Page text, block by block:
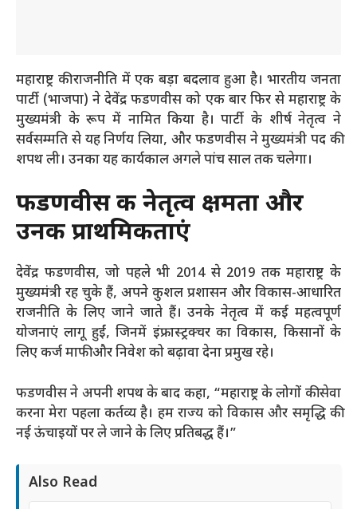
महाराष्ट्र की राजनीति में एक बड़ा बदलाव हुआ है। भारतीय जनता
पार्टी (भाजपा) ने देवेंद्र फडणवीस को एक बार फिर से महाराष्ट्र के
मुख्यमंत्री के रूप में नामित किया है। पार्टी के शीर्ष नेतृत्व ने
सर्वसम्मति से यह निर्णय लिया, और फडणवीस ने मुख्यमंत्री पद की
शपथ ली। उनका यह कार्यकाल अगले पांच साल तक चलेगा।
फडणवीस की नेतृत्व क्षमता और
उनकी प्राथमिकताएं
देवेंद्र फडणवीस, जो पहले भी 2014 से 2019 तक महाराष्ट्र के
मुख्यमंत्री रह चुके हैं, अपने कुशल प्रशासन और विकास-आधारित
राजनीति के लिए जाने जाते हैं। उनके नेतृत्व में कई महत्वपूर्ण
योजनाएं लागू हुईं, जिनमें इंफ्रास्ट्रक्चर का विकास, किसानों के
लिए कर्ज माफी और निवेश को बढ़ावा देना प्रमुख रहे।
फडणवीस ने अपनी शपथ के बाद कहा, “महाराष्ट्र के लोगों की सेवा
करना मेरा पहला कर्तव्य है। हम राज्य को विकास और समृद्धि की
नई ऊंचाइयों पर ले जाने के लिए प्रतिबद्ध हैं।”
Also Read